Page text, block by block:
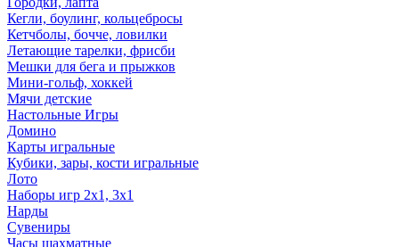
Кегли, боулинг, кольцебросы
Кетчболы, бочче, ловилки
Летающие тарелки, фрисби
Мешки для бега и прыжков
Мини-гольф, хоккей
Мячи детские
Настольные Игры
Домино
Карты игральные
Кубики, зары, кости игральные
Лото
Наборы игр 2х1, 3х1
Нарды
Сувениры
Часы шахматные